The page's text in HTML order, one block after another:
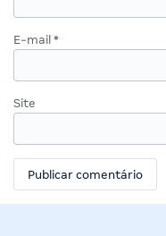
E-mail *
Site